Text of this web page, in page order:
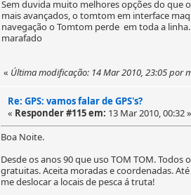
Sem duvida muito melhores opções do que
mais avançados, o tomtom em interface
navegação o Tomtom perde em toda a linha.
marafado
« Última modificação: 14 Mar 2010, 23:05 por
Re: GPS: vamos falar de GPS's?
« Responder #115 em: 13 Mar 2010, 00:32 »
Boa Noite.
Desde os anos 90 que uso TOM TOM.
gratuitas. Aceita moradas e coordenadas.
me deslocar a locais de pesca á truta!